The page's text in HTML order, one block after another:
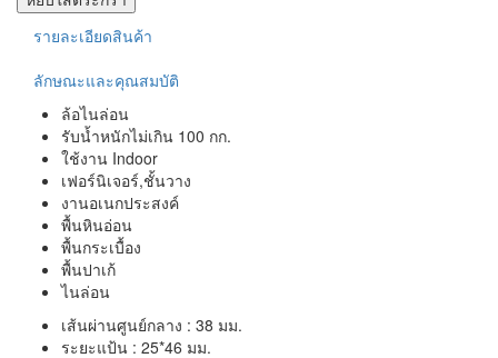
รายละเอียดสินค้า
ลักษณะและคุณสมบัติ
ล้อไนล่อน
รับน้ำหนักไม่เกิน 100 กก.
ใช้งาน Indoor
เฟอร์นิเจอร์,ชั้นวาง
งานอเนกประสงค์
พื้นหินอ่อน
พื้นกระเบื้อง
พื้นปาเก้
ไนล่อน
เส้นผ่านศูนย์กลาง : 38 มม.
ระยะแป้น : 25*46 มม.